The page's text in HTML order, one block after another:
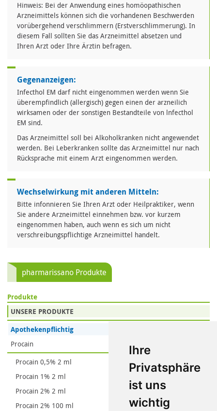
Ihre
Privatsphäre
ist uns
wichtig
Hinweis: Bei der Anwendung eines homöopathischen
Arzneimittels können sich die vorhandenen Beschwerden
vorübergehend verschlimmern (Erstverschlimmerung). In
diesem Fall sollten Sie das Arzneimittel absetzen und
Ihren Arzt oder Ihre Ärztin befragen.
Gegenanzeigen:
Infecthol EM darf nicht eingenommen werden wenn Sie
überempfindlich (allergisch) gegen einen der arzneilich
wirksamen oder der sonstigen Bestandteile von lnfecthol
EM sind.
Das Arzneimittel soll bei Alkoholkranken nicht angewendet
werden. Bei Leberkranken sollte das Arzneimittel nur nach
Rücksprache mit einem Arzt eingenommen werden.
Wechselwirkung mit anderen Mitteln:
Bitte infonnieren Sie Ihren Arzt oder Heilpraktiker, wenn
Sie andere Arzneimittel einnehmen bzw. vor kurzem
eingenommen haben, auch wenn es sich um nicht
verschreibungspflichtige Arzneimittel handelt.
pharmarissano Produkte
Produkte
UNSERE PRODUKTE
Apothekenpflichtig
Procain
Procain 0,5% 2 ml
Procain 1% 2 ml
Procain 2% 2 ml
Procain 2% 100 ml